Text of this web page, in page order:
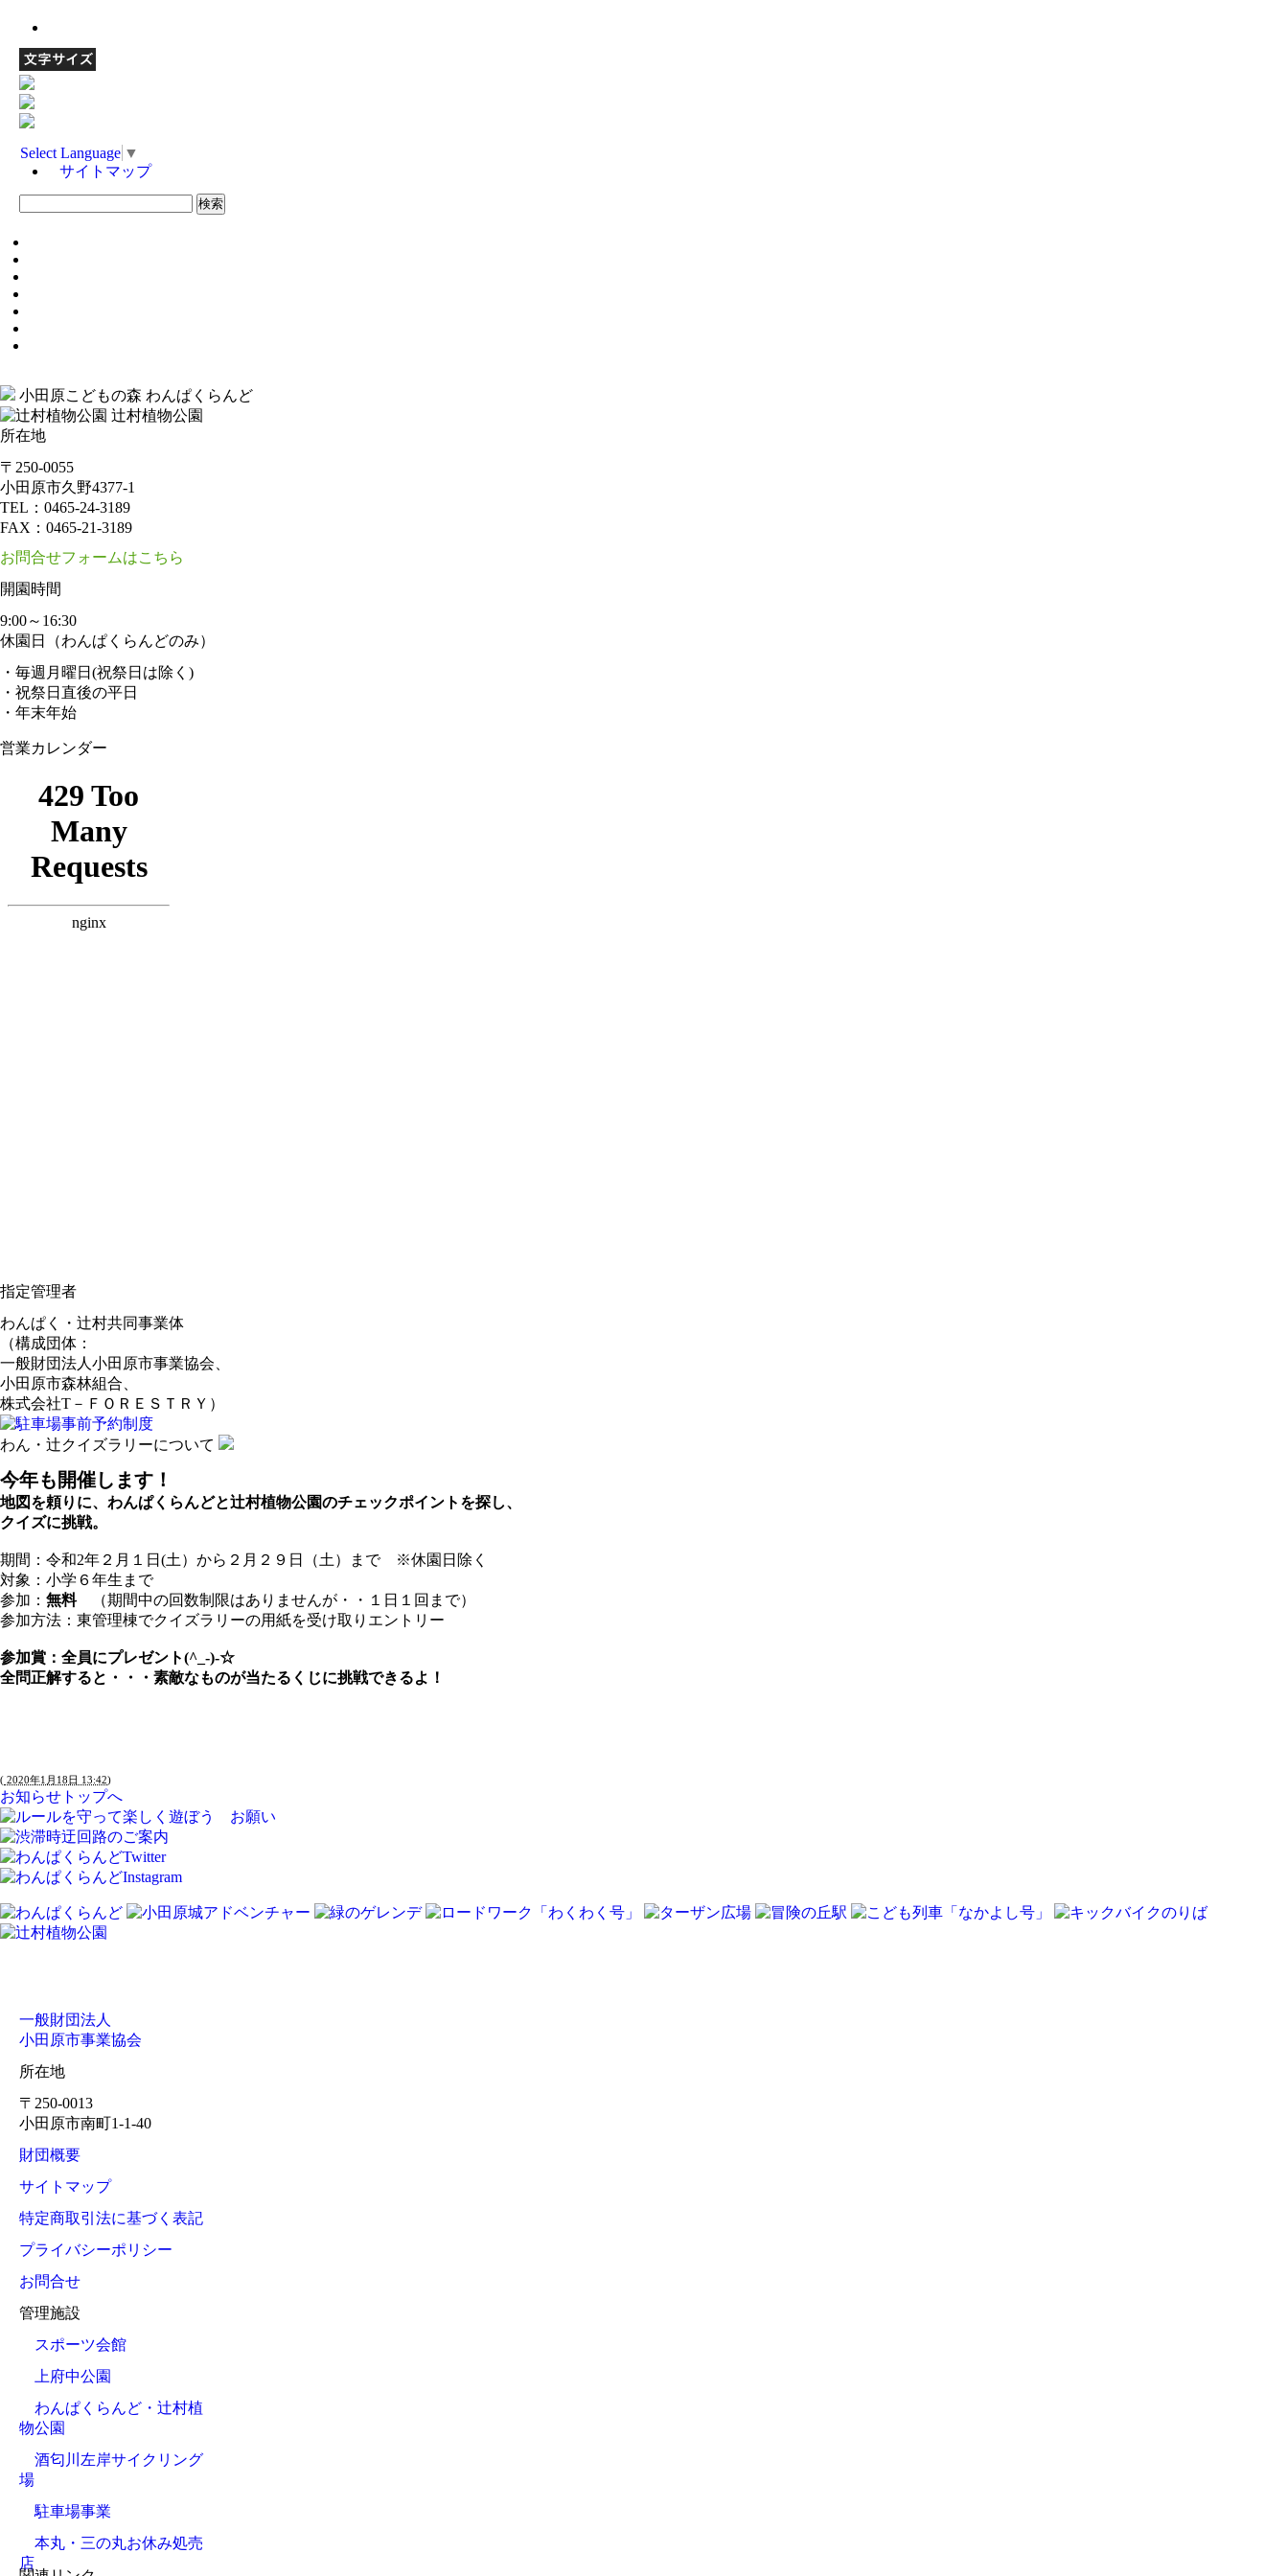
Select Language ▼
サイトマップ
小田原こどもの森 わんぱくらんど
辻村植物公園
所在地
〒250-0055
小田原市久野4377-1
TEL： 0465-24-3189
FAX： 0465-21-3189
お問合せフォームはこちら
開園時間
9:00～16:30
休園日（わんぱくらんどのみ）
・毎週月曜日(祝祭日は除く)
・祝祭日直後の平日
・年末年始
営業カレンダー
指定管理者
わんぱく・辻村共同事業体
（構成団体：
一般財団法人小田原市事業協会、
小田原市森林組合、
株式会社T－ＦＯＲＥＳＴＲＹ）
わん・辻クイズラリーについて
今年も開催します！
地図を頼りに、わんぱくらんどと辻村植物公園のチェックポイントを探し、
クイズに挑戦。
期間：令和2年２月１日(土）から２月２９日（土）まで ※休園日除く
対象：小学６年生まで
参加： 無料
（期間中の回数制限はありませんが・・１日１回まで）
参加方法：東管理棟でクイズラリーの用紙を受け取りエントリー
参加賞：全員にプレゼント(^_-)-☆
全問正解すると・・・素敵なものが当たるくじに挑戦できるよ！
( 2020年1月18日 13:42)
お知らせトップへ
一般財団法人
小田原市事業協会
所在地
〒250-0013
小田原市南町1-1-40
財団概要
サイトマップ
特定商取引法に基づく表記
プライバシーポリシー
お問合せ
管理施設
スポーツ会館
上府中公園
わんぱくらんど・辻村植
物公園
酒匂川左岸サイクリング
場
駐車場事業
本丸・三の丸お休み処売
店